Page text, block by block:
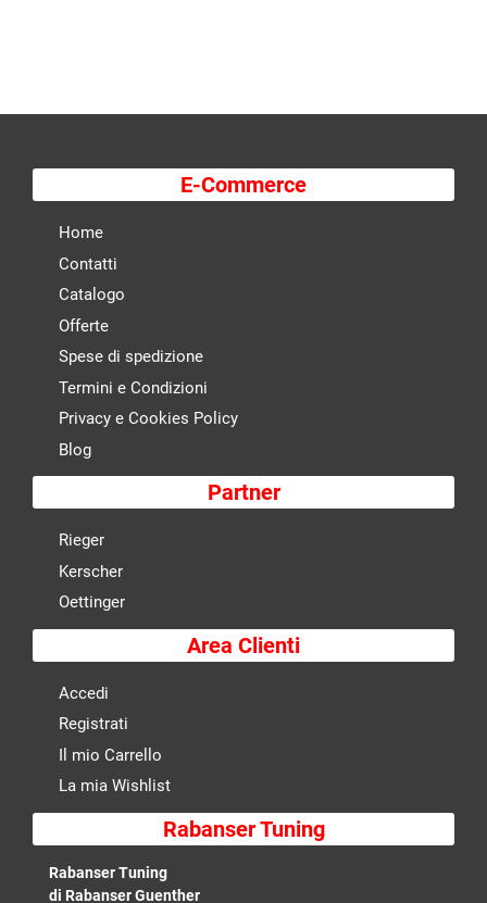
E-Commerce
Home
Contatti
Catalogo
Offerte
Spese di spedizione
Termini e Condizioni
Privacy e Cookies Policy
Blog
Partner
Rieger
Kerscher
Oettinger
Area Clienti
Accedi
Registrati
Il mio Carrello
La mia Wishlist
Rabanser Tuning
Rabanser Tuning
di Rabanser Guenther